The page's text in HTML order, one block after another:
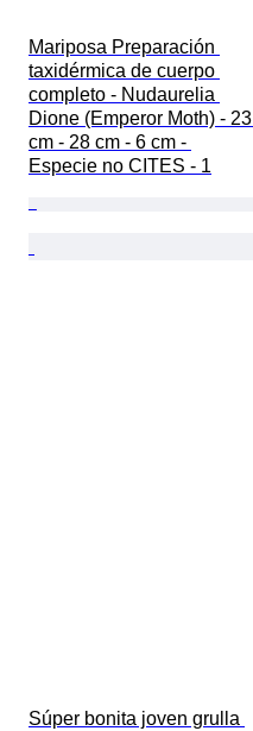
Mariposa Preparación
taxidérmica de cuerpo
completo - Nudaurelia
Dione (Emperor Moth) - 23
cm - 28 cm - 6 cm -
Especie no CITES - 1
Súper bonita joven grulla